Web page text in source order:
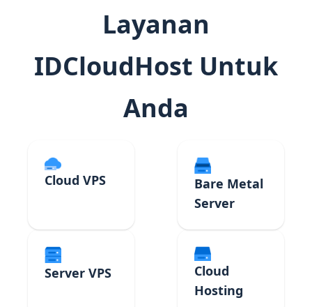
Layanan
IDCloudHost Untuk
Anda
Cloud VPS
Bare Metal
Server
Server VPS
Cloud
Hosting